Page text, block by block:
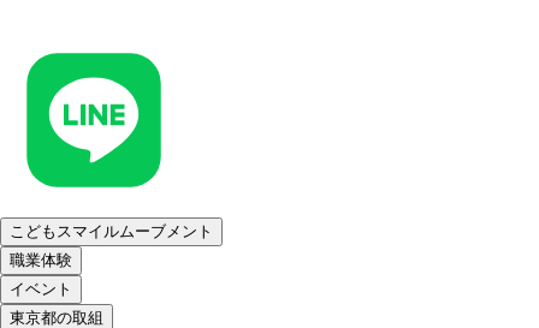
こどもスマイルムーブメント
職業体験
イベント
東京都の取組